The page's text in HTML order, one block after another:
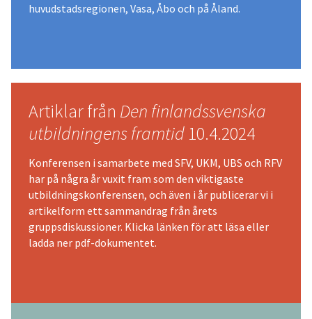
huvudstadsregionen, Vasa, Åbo och på Åland.
Artiklar från Den finlandssvenska
utbildningens framtid 10.4.2024
Konferensen i samarbete med SFV, UKM, UBS och RFV
har på några år vuxit fram som den viktigaste
utbildningskonferensen, och även i år publicerar vi i
artikelform ett sammandrag från årets
gruppsdiskussioner. Klicka länken för att läsa eller
ladda ner pdf-dokumentet.